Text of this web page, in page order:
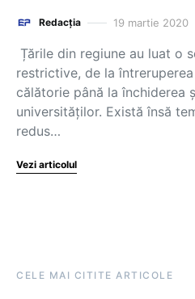
Redacția 19 martie 2020
Țările din regiune au luat o
restrictive, de la
călătorie până la închiderea
universităților. Există însă
redus…
Vezi articolul
CELE MAI CITITE ARTICOLE